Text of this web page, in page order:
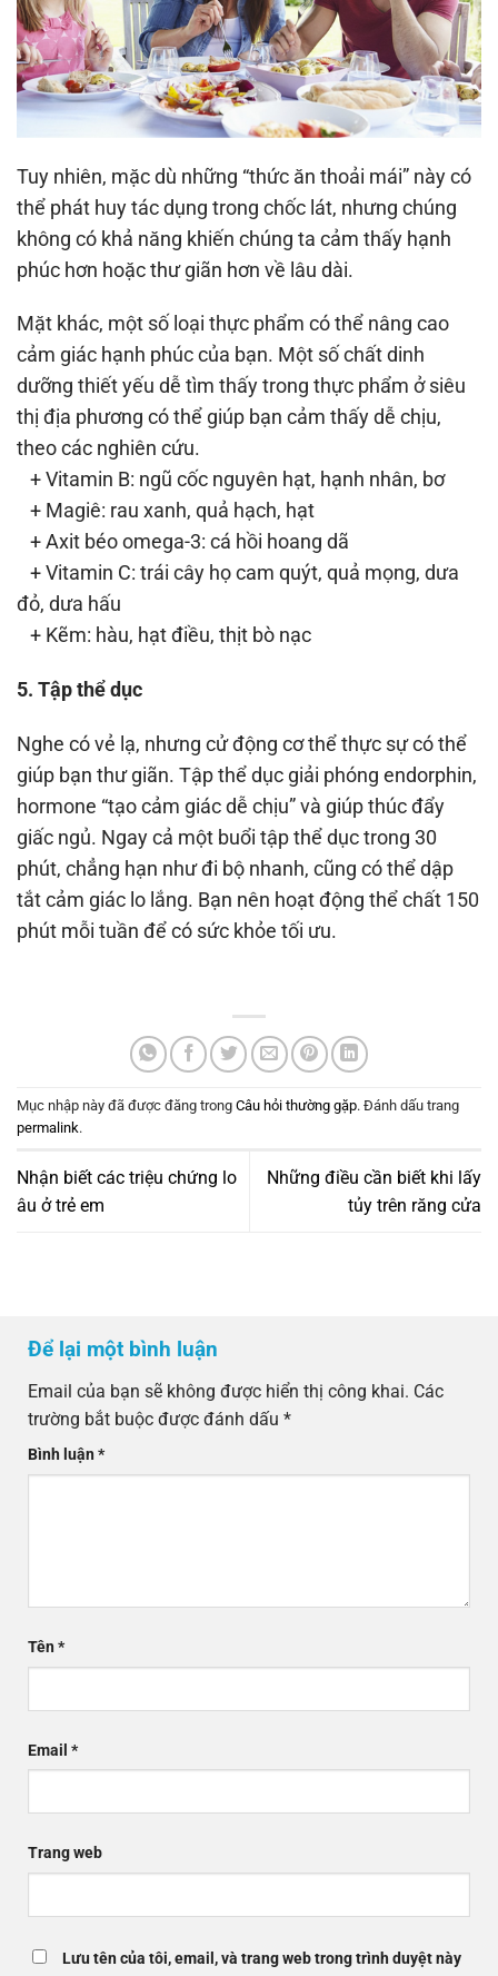
Tuy nhiên, mặc dù những “thức ăn thoải mái” này có
thể phát huy tác dụng trong chốc lát, nhưng chúng
không có khả năng khiến chúng ta cảm thấy hạnh
phúc hơn hoặc thư giãn hơn về lâu dài.
Mặt khác, một số loại thực phẩm có thể nâng cao
cảm giác hạnh phúc của bạn. Một số chất dinh
dưỡng thiết yếu dễ tìm thấy trong thực phẩm ở siêu
thị địa phương có thể giúp bạn cảm thấy dễ chịu,
theo các nghiên cứu.
+ Vitamin B: ngũ cốc nguyên hạt, hạnh nhân, bơ
+ Magiê: rau xanh, quả hạch, hạt
+ Axit béo omega-3: cá hồi hoang dã
+ Vitamin C: trái cây họ cam quýt, quả mọng, dưa
đỏ, dưa hấu
+ Kẽm: hàu, hạt điều, thịt bò nạc
5. Tập thể dục
Nghe có vẻ lạ, nhưng cử động cơ thể thực sự có thể
giúp bạn thư giãn. Tập thể dục giải phóng endorphin,
hormone “tạo cảm giác dễ chịu” và giúp thúc đẩy
giấc ngủ. Ngay cả một buổi tập thể dục trong 30
phút, chẳng hạn như đi bộ nhanh, cũng có thể dập
tắt cảm giác lo lắng. Bạn nên hoạt động thể chất 150
phút mỗi tuần để có sức khỏe tối ưu.
Mục nhập này đã được đăng trong Câu hỏi thường gặp. Đánh dấu trang
permalink.
Nhận biết các triệu chứng lo
âu ở trẻ em
Những điều cần biết khi lấy
tủy trên răng cửa
Để lại một bình luận
Email của bạn sẽ không được hiển thị công khai. Các
trường bắt buộc được đánh dấu *
Bình luận*
Tên*
Email *
Trang web
Lưu tên của tôi, email, và trang web trong trình duyệt này